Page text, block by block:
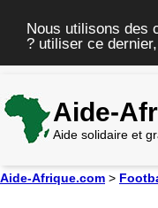
Nous utilisons des
? utiliser ce
Aide-
Aide solidaire et
Aide-Afrique.com >